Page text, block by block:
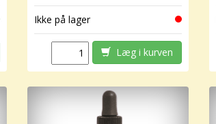
Ikke på lager
Læg i kurven